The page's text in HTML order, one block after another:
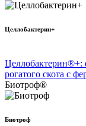
Целлобактерин+
Целлобактерин®+:
рогатого скота с
Биотроф®
Биотроф